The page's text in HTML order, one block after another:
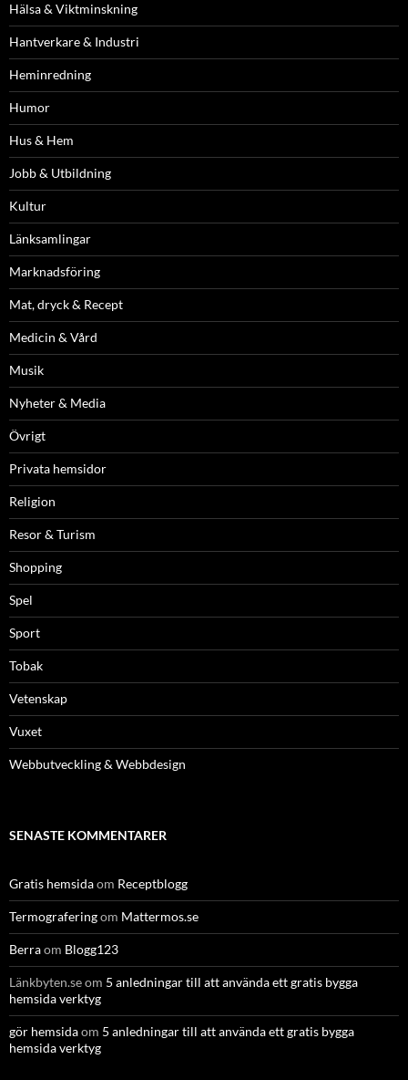
Hälsa & Viktminskning
Hantverkare & Industri
Heminredning
Humor
Hus & Hem
Jobb & Utbildning
Kultur
Länksamlingar
Marknadsföring
Mat, dryck & Recept
Medicin & Vård
Musik
Nyheter & Media
Övrigt
Privata hemsidor
Religion
Resor & Turism
Shopping
Spel
Sport
Tobak
Vetenskap
Vuxet
Webbutveckling & Webbdesign
SENASTE KOMMENTARER
Gratis hemsidaom Receptblogg
Termograferingom Mattermos.se
Berraom Blogg123
Länkbyten.seom 5 anledningar till att använda ett gratis bygga
hemsida verktyg
gör hemsidaom 5 anledningar till att använda ett gratis bygga
hemsida verktyg